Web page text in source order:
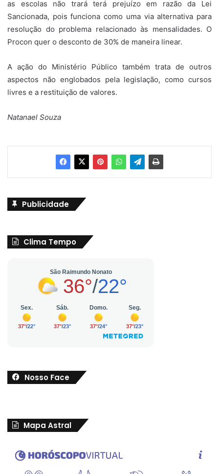
as escolas não trará terá prejuízo em razão da Lei
Sancionada, pois funciona como uma via alternativa para
resolução do problema relacionado às mensalidades. O
Procon quer o desconto de 30% de maneira linear.
A ação do Ministério Público também trata de outros
aspectos não englobados pela legislação, como cursos
livres e a restituição de valores.
Natanael Souza
Publicidade
Clima Tempo
Nosso Face
Mapa Astral